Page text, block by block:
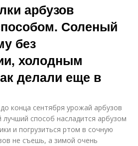
арбузов
Соленый
без
холодным
делали еще в
конца сентября урожай арбузов
способ насладится арбузом
и погрузиться ртом в сочную
не съешь, а зимой очень